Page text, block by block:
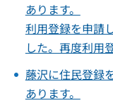
あります。
利用登録を申請
した。再度利用
藤沢に住民登録
あります。